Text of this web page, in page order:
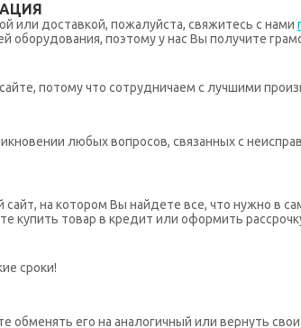
или доставкой, пожалуйста, свяжитесь с нами
поэтому у нас Вы получите
потому что сотрудничаем с лучшими
любых вопросов, связанных с
на котором Вы найдете все, что нужно в
купить товар в кредит или оформить
сроки!
его на аналогичный или вернуть